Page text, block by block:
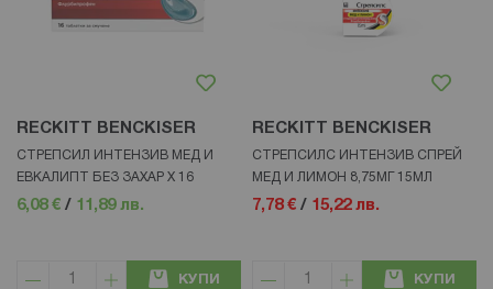
RECKITT BENCKISER
СТРЕПСИЛ ИНТЕНЗИВ МЕД И
ЕВКАЛИПТ БЕЗ ЗАХАР Х 16
6,08 € / 11,89 лв.
КУПИ
RECKITT BENCKISER
СТРЕПСИЛС ИНТЕНЗИВ СПРЕЙ
МЕД И ЛИМОН 8,75МГ 15МЛ
7,78 € / 15,22 лв.
КУПИ